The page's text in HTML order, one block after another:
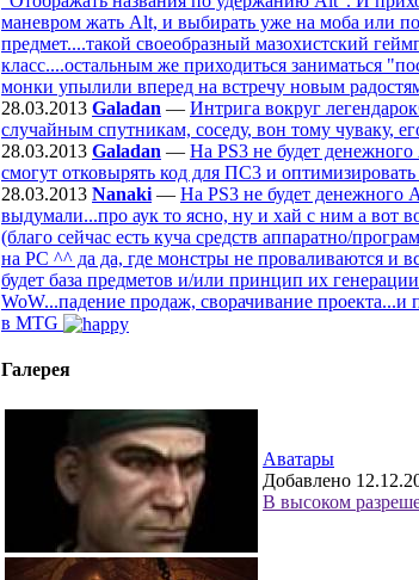
маневром жать Alt, и выбирать уже на моба или
предмет....такой своеобразный мазохистский
класс....остальным же приходиться заниматься
монки упылили вперед на встречу новым
28.03.2013 Galadan — Интрига вокруг легендарок
случайным спутникам, соседу, вон тому чуваку,
28.03.2013 Galadan — На PS3 не будет
смогут отковырять код для ПС3 и
28.03.2013 Nanaki — На PS3 не будет денежного
выдумали...про аук то ясно, ну и хай с ним а вот
(благо сейчас есть куча средств аппаратно/
на PC ^^ да да, где монстры не проваливаются и
будет база предметов и/или принцип их
WoW...падение продаж, сворачивание
в MTG
Галерея
Аватары
Добавлено
В высоком